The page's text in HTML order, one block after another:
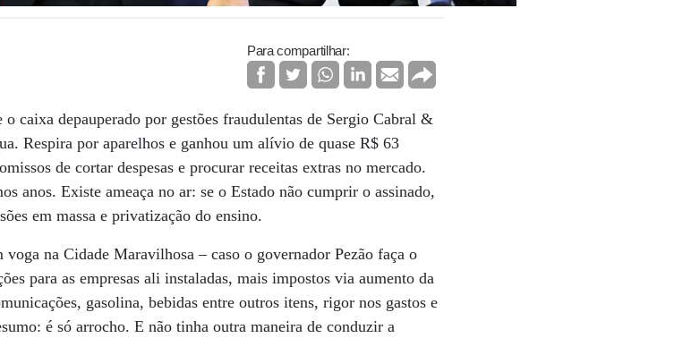
Para compartilhar:
caixa depauperado por gestões fraudulentas de Sergio Cabral &
Respira por aparelhos e ganhou um alívio de quase R$ 63
de cortar despesas e procurar receitas extras no mercado.
anos. Existe ameaça no ar: se o Estado não cumprir o assinado,
em massa e privatização do ensino.
na Cidade Maravilhosa – caso o governador Pezão faça o
para as empresas ali instaladas, mais impostos via aumento da
gasolina, bebidas entre outros itens, rigor nos gastos e
é só arrocho. E não tinha outra maneira de conduzir a